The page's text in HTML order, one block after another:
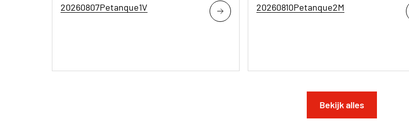
20260807Petanque1V 20260810Petanque2M
Bekijk alles